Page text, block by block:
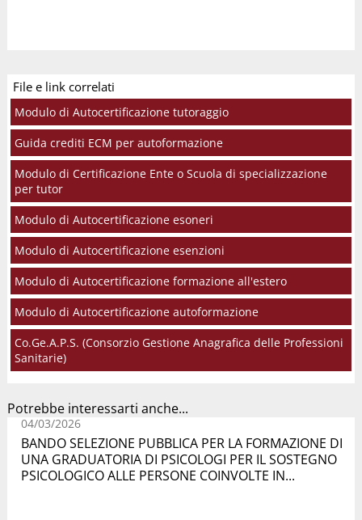
File e link correlati
Modulo di Autocertificazione tutoraggio
Guida crediti ECM per autoformazione
Modulo di Certificazione Ente o Scuola di specializzazione
per tutor
Modulo di Autocertificazione esoneri
Modulo di Autocertificazione esenzioni
Modulo di Autocertificazione formazione all'estero
Modulo di Autocertificazione autoformazione
Co.Ge.A.P.S. (Consorzio Gestione Anagrafica delle Professioni
Sanitarie)
Potrebbe interessarti anche...
04/03/2026
BANDO SELEZIONE PUBBLICA PER LA FORMAZIONE DI
UNA GRADUATORIA DI PSICOLOGI PER IL SOSTEGNO
PSICOLOGICO ALLE PERSONE COINVOLTE IN...